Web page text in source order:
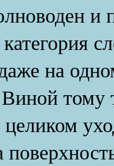
и
на
Виной